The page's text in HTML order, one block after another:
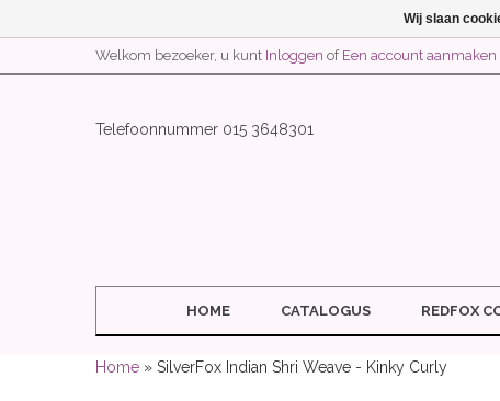
Welkom bezoeker, u kunt Inloggen of Een account aanmaken
Telefoonnummer 015 3648301
HOME CATALOGUS REDFOX
Home » SilverFox Indian Shri Weave - Kinky Curly
Wij slaan